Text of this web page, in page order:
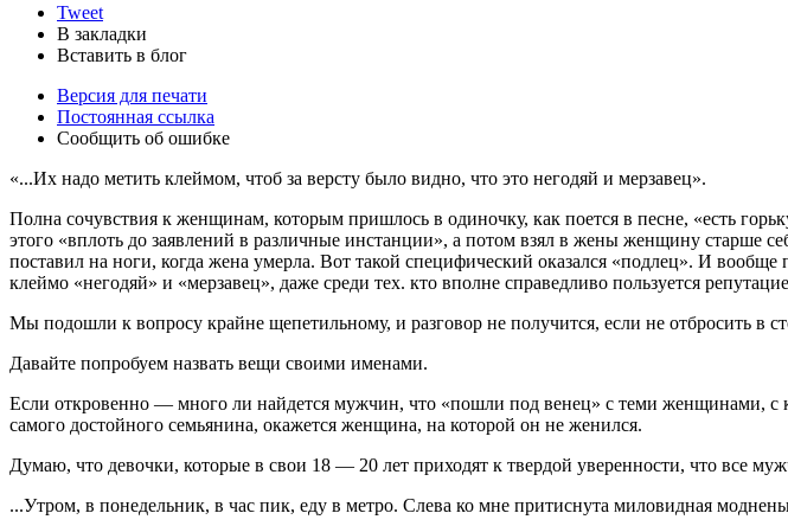
Tweet
В закладки
Вставить в блог
Версия для печати
Постоянная ссылка
Сообщить об ошибке
«...Их надо метить клеймом, чтоб за версту было видно, что это негодяй и мерзавец».
Полна сочувствия к женщинам, которым пришлось в одиночку, как поется в песне, «есть
этого «вплоть до заявлений в различные инстанции», а потом взял в жены женщину старше
поставил на ноги, когда жена умерла. Вот такой специфический оказался «подлец». И
клеймо «негодяй» и «мерзавец», даже среди тех. кто вполне справедливо пользуется
Мы подошли к вопросу крайне щепетильному, и разговор не получится, если не отбросить в
Давайте попробуем назвать вещи своими именами.
Если откровенно — много ли найдется мужчин, что «пошли под венец» с теми женщинами,
самого достойного семьянина, окажется женщина, на которой он не женился.
Думаю, что девочки, которые в свои 18 — 20 лет приходят к твердой уверенности, что все
...Утром, в понедельник, в час пик, еду в метро. Слева ко мне притиснута миловидная